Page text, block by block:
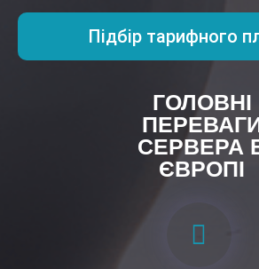
Підбір тарифного
ГОЛОВНІ
СЕРВЕРА
ЄВРОПІ